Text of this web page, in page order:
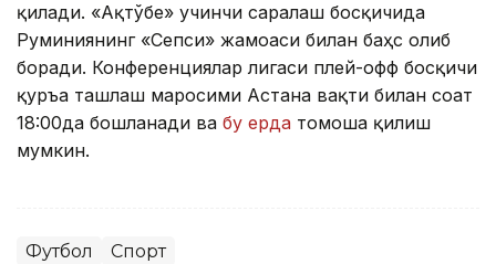
қилади. «Ақтўбе» учинчи саралаш босқичида
Руминиянинг «Сепси» жамоаси билан баҳс олиб
боради. Конференциялар лигаси плей-офф босқичи
қуръа ташлаш маросими Астана вақти билан соат
18:00да бошланади ва бу ерда томоша қилиш
мумкин.
Футбол Спорт